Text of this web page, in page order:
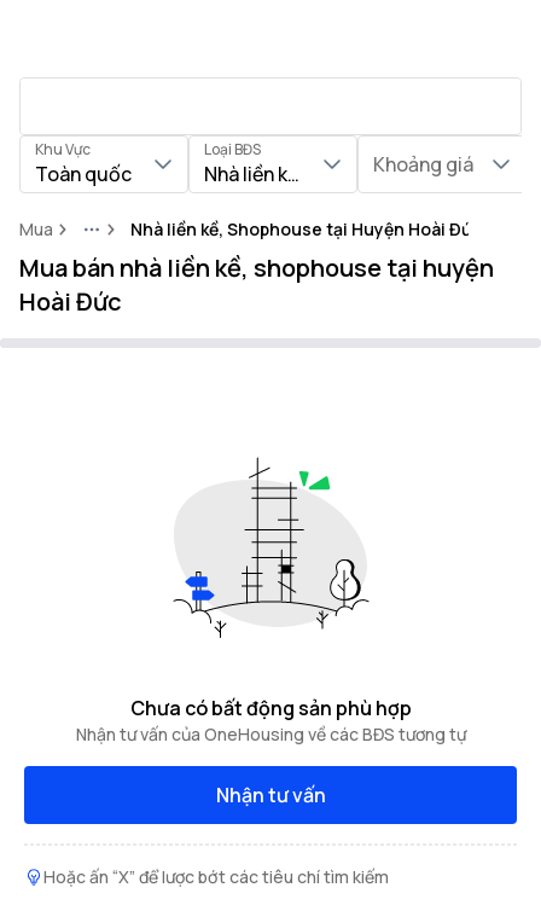
Khu Vực
Toàn quốc
Loại BĐS
Nhà liền kề, ShophouseKhoảng giá
Mua MoreNhà liền kề, Shophouse tại Huyện Hoài Đức
Mua bán nhà liền kề, shophouse tại huyện
Hoài Đức
Chưa có bất động sản phù hợp
Nhận tư vấn của OneHousing về các BĐS tương tự
Nhận tư vấn
Hoặc ấn “X” để lược bớt các tiêu chí tìm kiếm